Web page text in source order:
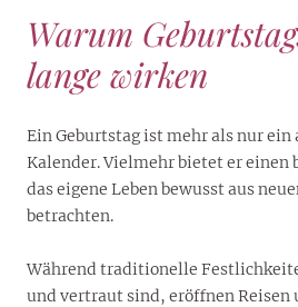
Warum
lange wirken
Ein Geburtstag ist mehr als nur
Kalender. Vielmehr bietet er einen
das eigene Leben bewusst aus
betrachten.
Während traditionelle
und vertraut sind, eröffnen Reisen